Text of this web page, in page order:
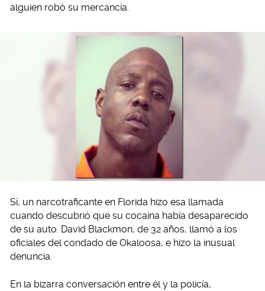
alguien robó su mercancía.
Sí, un narcotraficante en Florida hizo esa llamada
cuando descubrió que su cocaína había desaparecido
de su auto. David Blackmon, de 32 años, llamó a los
oficiales del condado de Okaloosa, e hizo la inusual
denuncia.
En la bizarra conversación entre él y la policía,